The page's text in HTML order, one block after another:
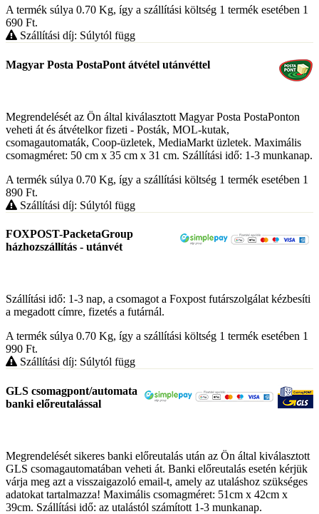
A termék súlya 0.70 Kg, így a szállítási költség 1 termék esetében 1
690 Ft.
Szállítási díj: Súlytól függ
Magyar Posta PostaPont átvétel utánvéttel
Megrendelését az Ön által kiválasztott Magyar Posta PostaPonton
veheti át és átvételkor fizeti - Posták, MOL-kutak,
csomagautomaták, Coop-üzletek, MediaMarkt üzletek. Maximális
csomagméret: 50 cm x 35 cm x 31 cm. Szállítási idő: 1-3 munkanap.
A termék súlya 0.70 Kg, így a szállítási költség 1 termék esetében 1
890 Ft.
Szállítási díj: Súlytól függ
FOXPOST-PacketaGroup
házhozszállítás - utánvét
Szállítási idő: 1-3 nap, a csomagot a Foxpost futárszolgálat kézbesíti
a megadott címre, fizetés a futárnál.
A termék súlya 0.70 Kg, így a szállítási költség 1 termék esetében 1
990 Ft.
Szállítási díj: Súlytól függ
GLS csomagpont/automata
banki előreutalással
Megrendelését sikeres banki előreutalás után az Ön által kiválasztott
GLS csomagautomatában veheti át. Banki előreutalás esetén kérjük
várja meg azt a visszaigazoló email-t, amely az utaláshoz szükséges
adatokat tartalmazza! Maximális csomagméret: 51cm x 42cm x
39cm. Szállítási idő: az utalástól számított 1-3 munkanap.